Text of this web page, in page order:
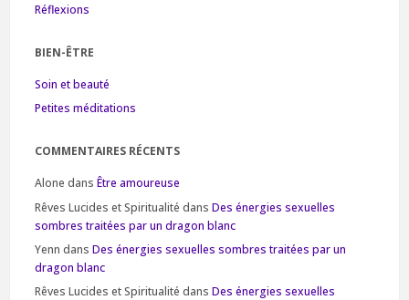
Réflexions
BIEN-ÊTRE
Soin et beauté
Petites méditations
COMMENTAIRES RÉCENTS
Alone dans Être amoureuse
Rêves Lucides et Spiritualité dans Des énergies sexuelles
sombres traitées par un dragon blanc
Yenn dans Des énergies sexuelles sombres traitées par un
dragon blanc
Rêves Lucides et Spiritualité dans Des énergies sexuelles